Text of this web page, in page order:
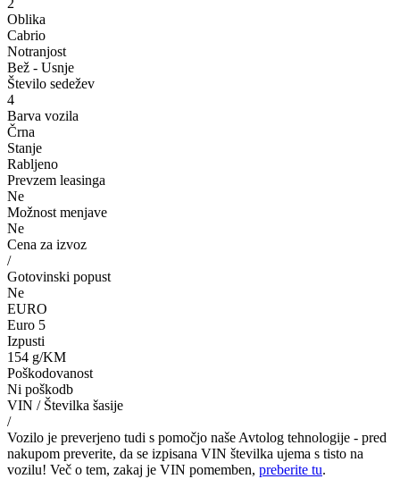
2
Oblika
Cabrio
Notranjost
Bež - Usnje
Število sedežev
4
Barva vozila
Črna
Stanje
Rabljeno
Prevzem leasinga
Ne
Možnost menjave
Ne
Cena za izvoz
/
Gotovinski popust
Ne
EURO
Euro 5
Izpusti
154 g/KM
Poškodovanost
Ni poškodb
VIN / Številka šasije
/
Vozilo je preverjeno tudi s pomočjo naše Avtolog tehnologije - pred
nakupom preverite, da se izpisana VIN številka ujema s tisto na
vozilu! Več o tem, zakaj je VIN pomemben, preberite tu.